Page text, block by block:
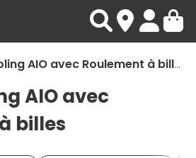
Watercooling AIO avec Roulement à billes
AIO avec
billes